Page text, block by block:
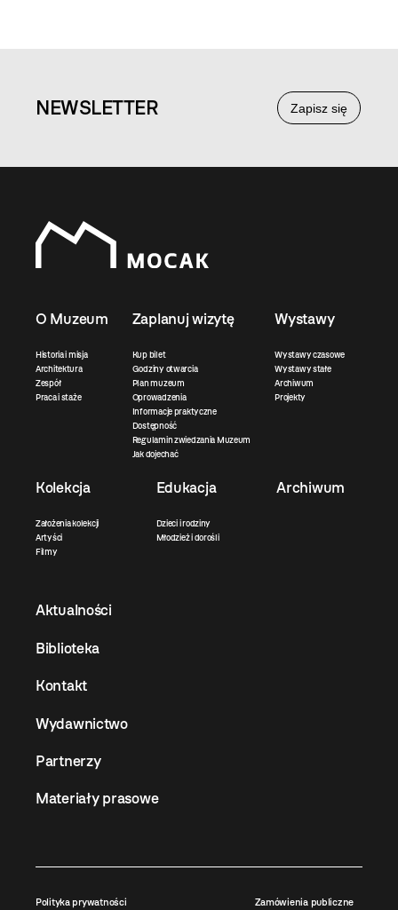
Zapisz się
NEWSLETTER
O Muzeum
Historia i misja
Architektura
Zespół
Praca i staże
Zaplanuj wizytę
Kup bilet
Godziny otwarcia
Plan muzeum
Oprowadzenia
Informacje praktyczne
Dostępność
Regulamin zwiedzania Muzeum
Jak dojechać
Wystawy
Wystawy czasowe
Wystawy stałe
Archiwum
Projekty
Kolekcja
Założenia kolekcji
Artyści
Filmy
Edukacja
Dzieci i rodziny
Młodzież i dorośli
Archiwum
Aktualności
Biblioteka
Kontakt
Wydawnictwo
Partnerzy
Materiały prasowe
Polityka prywatności Zamówienia publiczne